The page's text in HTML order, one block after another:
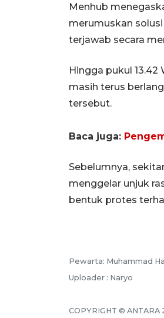
Menhub
merumuskan
terjawab secara
Hingga pukul
masih terus
tersebut.
Baca juga:
Sebelumnya,
menggelar unjuk
bentuk protes
Pewarta: Muhammad
Uploader : Naryo
COPYRIGHT © ANTARA